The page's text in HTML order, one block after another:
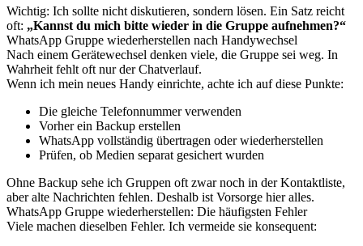
Wichtig: Ich sollte nicht diskutieren, sondern lösen. Ein Satz reicht
oft: „Kannst du mich bitte wieder in die Gruppe aufnehmen?“
WhatsApp Gruppe wiederherstellen nach Handywechsel
Nach einem Gerätewechsel denken viele, die Gruppe sei weg. In
Wahrheit fehlt oft nur der Chatverlauf.
Wenn ich mein neues Handy einrichte, achte ich auf diese Punkte:
Die gleiche Telefonnummer verwenden
Vorher ein Backup erstellen
WhatsApp vollständig übertragen oder wiederherstellen
Prüfen, ob Medien separat gesichert wurden
Ohne Backup sehe ich Gruppen oft zwar noch in der Kontaktliste,
aber alte Nachrichten fehlen. Deshalb ist Vorsorge hier alles.
WhatsApp Gruppe wiederherstellen: Die häufigsten Fehler
Viele machen dieselben Fehler. Ich vermeide sie konsequent: